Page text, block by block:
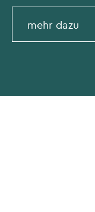
mehr dazu